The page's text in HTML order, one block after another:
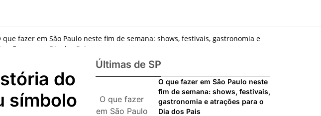
que fazer em São Paulo neste fim de semana: shows, festivais, gastronomia e
atrações para o Dia dos Pais
O que fazer em São Paulo neste fim de semana: 15 passeios imperdíveis nos dias
e 9 de agosto de 2026
100ª Festa da Achiropita transforma o Bixiga em um pedaço da Itália durante
agosto de 2026
que fazer em São Paulo em agosto de 2026: festas italianas, eventos,
do
símbolo
Últimas de SP
O que fazer
em São Paulo
O que fazer em São Paulo neste
fim de semana: shows, festivais,
gastronomia e atrações para o
Dia dos Pais